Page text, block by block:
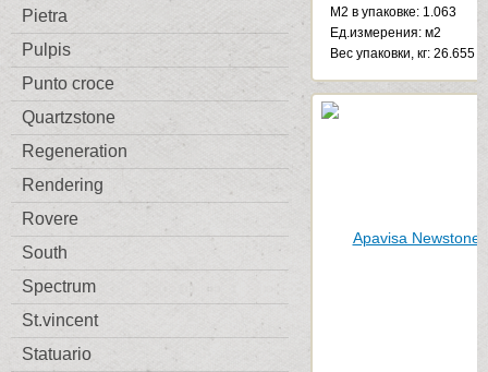
Pietra
Pulpis
Punto croce
Quartzstone
Regeneration
Rendering
Rovere
South
Spectrum
St.vincent
Statuario
М2 в упаковке: 1.063
Ед.измерения: м2
Веc упаковки, кг: 26.655